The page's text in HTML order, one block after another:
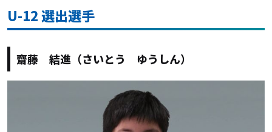
U-12 選出選手
齋藤 結進 （さいとう ゆうしん）